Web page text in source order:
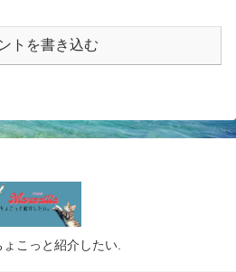
トを書き込む
こっと紹介したい.